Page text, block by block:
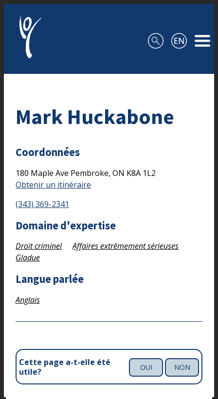
Mark Huckabone
Coordonnées
180 Maple Ave Pembroke, ON K8A 1L2
Obtenir un itinéraire
(343) 369-2341
Domaine d'expertise
Droit criminel
Affaires extrêmement sérieuses
Gladue
Langue parlée
Anglais
Cette page a-t-elle été
utile?
OUI NON